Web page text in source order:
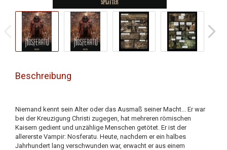
Beschreibung
Niemand kennt sein Alter oder das Ausmaß seiner Macht... Er war
bei der Kreuzigung Christi zugegen, hat mehreren römischen
Kaisern gedient und unzählige Menschen getötet. Er ist der
allererste Vampir: Nosferatu. Heute, nachdem er ein halbes
Jahrhundert lang verschwunden war, erwacht er aus einem